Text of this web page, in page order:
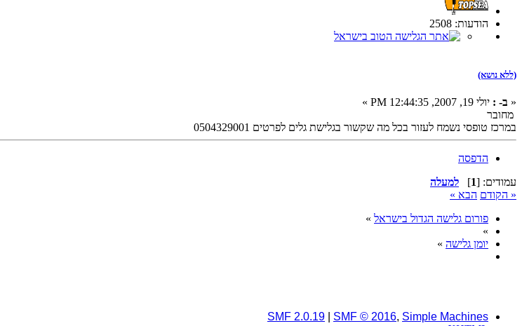
הודעות: 2508
(ללא נושא)
« ב- : יולי 19, 2007, 12:44:35 PM »
מחובר
במרכז טופסי נשמח לעזור בכל מה שקשור בגלישת גלים לפרטים 0504329001
הדפסה
עמודים: [1
] למעלה
« הקודם הבא »
פורום גלישה הגדול בישראל »
»
יומן גלישה »
SMF 2.0.19 SMF © 2016, Simple Machines